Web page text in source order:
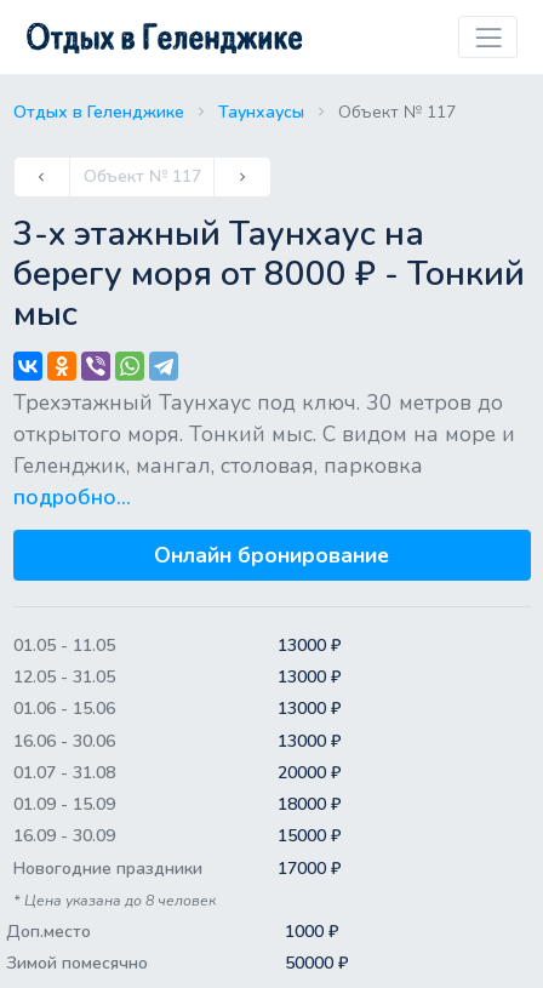
Отдых в Геленджике Таунхаусы Объект № 117
keyboard_arrow_left
PreviousОбъект № 117 keyboard_arrow_right
3-х этажный Таунхаус на
берегу моря от 8000 ₽ - Тонкий
мыс
Трехэтажный Таунхаус под ключ. 30 метров до
открытого моря. Тонкий мыс. С видом на море и
Геленджик, мангал, столовая, парковка
подробно...
Онлайн бронирование
01.05 - 11.05
13000 ₽
12.05 - 31.05
13000 ₽
01.06 - 15.06
13000 ₽
16.06 - 30.06
13000 ₽
01.07 - 31.08
20000 ₽
01.09 - 15.09
18000 ₽
16.09 - 30.09
15000 ₽
Новогодние праздники
17000 ₽
* Цена указана до 8 человек
Доп.место
1000 ₽
Зимой помесячно
50000 ₽